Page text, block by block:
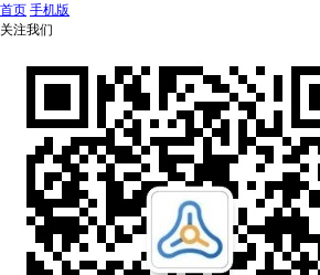
首页 手机版
关注我们